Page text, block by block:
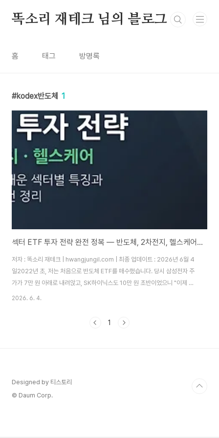
똑소리 재테크 님의 블로그
홈 태그 방명록
kodex반도체 1
섹터 ETF 투자 전략 완전 정복 — 반도체, 2차전지, 헬스케어 직접 투자 비교 체험기
저자 : 똑소리 재테크 | hwangjungil.com | 최종 업데이트 : 2026년 6월 4
일2022년 초, 저는 처음으로 반도체 ETF를 매수했습니다. 당시 삼성전자 주
가가 7만 원 아래로 내려앉고, SK하이닉스도 10만 원 초반이었으니 "이제 바
닥이겠지"라는 생각으로 올인하듯 들어갔더랍니다. 결과는 참담했습니다. 반
를 찍었습니다.그 손실을 만회하기 위해 이번엔 2차전지 레버리지 ETF를 샀
2026. 6. 4.
1
Designed by 티스토리
© Daum Corp.